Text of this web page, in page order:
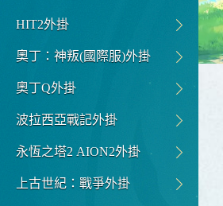
HIT2外掛
奧丁：神叛(國際服)外掛
奧丁Q外掛
波拉西亞戰記外掛
永恆之塔2 AION2外掛
上古世紀：戰爭外掛